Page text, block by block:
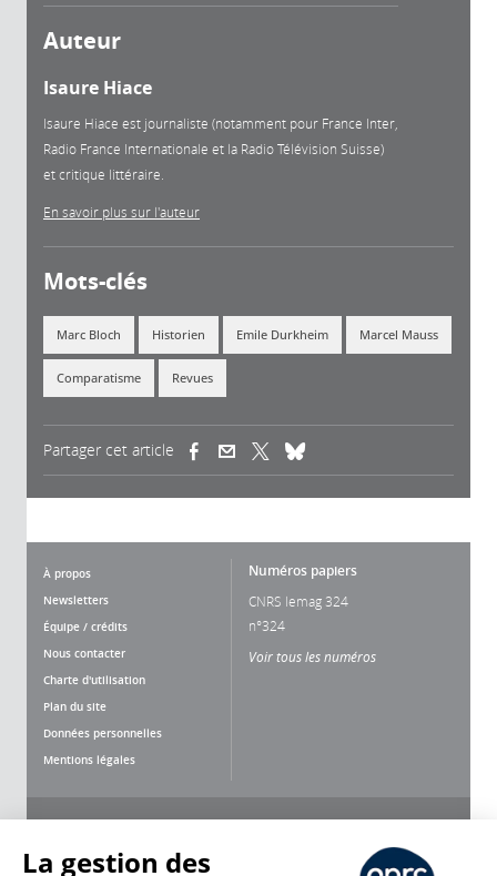
Auteur
Isaure Hiace
Isaure Hiace est journaliste (notamment pour France Inter,
Radio France Internationale et la Radio Télévision Suisse)
et critique littéraire.
En savoir plus sur l'auteur
Mots-clés
Marc Bloch Historien Emile Durkheim Marcel Mauss
Comparatisme Revues
Partager cet article (link is external)(link is external)
À propos
Newsletters
Équipe / crédits
Nous contacter
Charte d'utilisation
Plan du site
Données personnelles
Mentions légales
Numéros papiers
CNRS lemag 324
n°324
Voir tous les numéros
La gestion des